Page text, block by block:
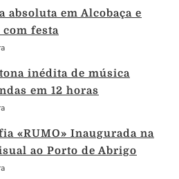
absoluta em Alcobaça e
festa
inédita de música
em 12 horas
«RUMO» Inaugurada na
ao Porto de Abrigo